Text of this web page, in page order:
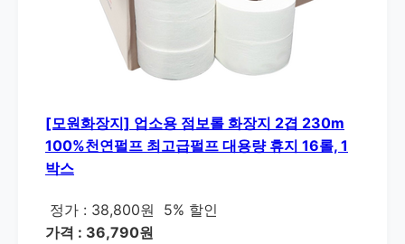
[모원화장지] 업소용 점보롤 화장지 2겹 230m
100%천연펄프 최고급펄프 대용량 휴지 16롤, 1
박스
정가 : 38,800원
5% 할인
가격 : 36,790원